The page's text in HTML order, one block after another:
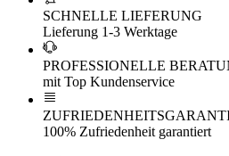
SCHNELLE LIEFERUNG
Lieferung 1-3 Werktage
PROFESSIONELLE
mit Top Kundenservice
100% Zufriedenheit garantiert